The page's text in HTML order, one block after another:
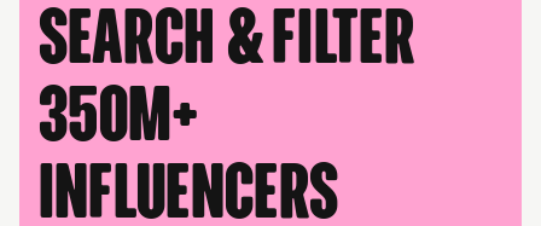
Search & filter
350M+
influencers